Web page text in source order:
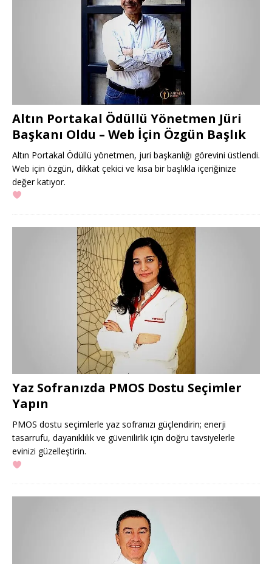
Altın Portakal Ödüllü Yönetmen Jüri
Başkanı Oldu – Web İçin Özgün Başlık
Altın Portakal Ödüllü yönetmen, juri başkanlığı görevini üstlendi.
Web için özgün, dikkat çekici ve kısa bir başlıkla içeriğinize
değer katıyor.
Yaz Sofranızda PMOS Dostu Seçimler
Yapın
PMOS dostu seçimlerle yaz sofranızı güçlendirin; enerji
tasarrufu, dayanıklılık ve güvenilirlik için doğru tavsiyelerle
evinizi güzelleştirin.